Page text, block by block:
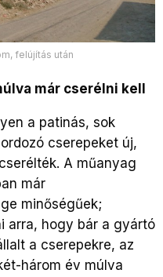
felújítás után
már cserélni kell
a patinás, sok
cserepeket új,
A műanyag
már
minőségűek;
arra, hogy bár a gyártó
a cserepekre, az
három év múlva